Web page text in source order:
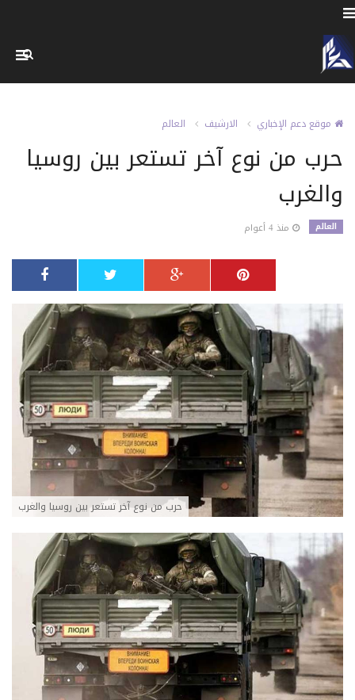
موقع دعم الإخباري الارشيف العالم
حرب من نوع آخر تستعر بين روسيا
والغرب
العالم منذ 4 أعوام
حرب من نوع آخر تستعر بين روسيا والغرب